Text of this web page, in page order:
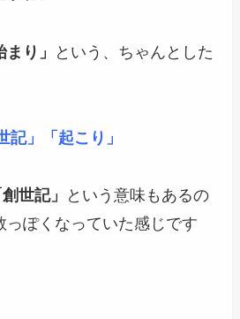
まり」
という、ちゃんとした
」「起こり」
創世記」
という意味もあるの
っぽくなっていた感じです